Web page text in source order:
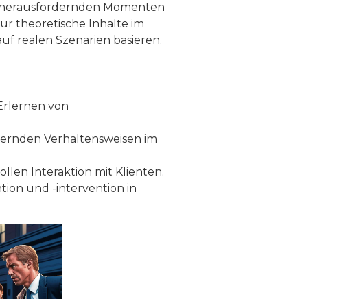
Momenten
theoretische Inhalte im
realen Szenarien basieren.
von
Verhaltensweisen im
Interaktion mit Klienten.
und -intervention in